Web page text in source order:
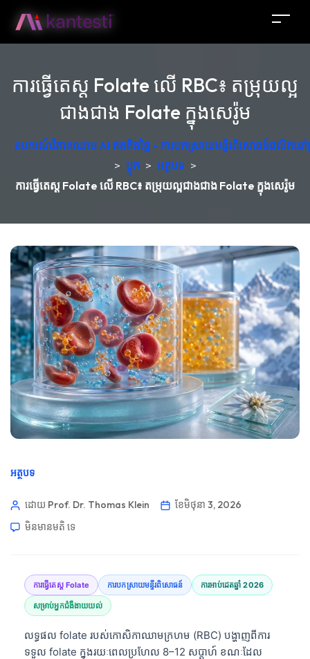
ការធ្វើតេស្ត Folate លើ RBC៖ តម្រុយល្អ
ជាងជាង Folate ក្នុងសេរ៉ូម
ឧបករណ៍វិភាគឈាម AI ឥតគិតថ្លៃ - ការបកស្រាយមន្ទីរពិសោធន៍ផលិតន
> ប្លុក > អត្ថបទ >
ការធ្វើតេស្ត Folate លើ RBC៖ តម្រុយល្អជាងជាង Folate ក្នុងសេរ៉ូម
អត្ថបទ
ដោយ Prof. Dr. Thomas Klein
ខែ​មិថុនា 3, 2026
មិនមាន​មតិ​ ទេ
ការធ្វើតេស្ត Folate ការបកស្រាយមន្ទីរពិសោធន៍ ការអាប់ដេតឆ្នាំ 2026
សម្រាប់អ្នកជំងឺងាយយល់
លទ្ធផល folate របស់កោសិកាឈាមក្រហម (RBC) បង្ហាញពីការ
ទទួល folate ក្នុងរយៈពេលប្រហែល 8–12 សប្តាហ៍ ខណៈដែល